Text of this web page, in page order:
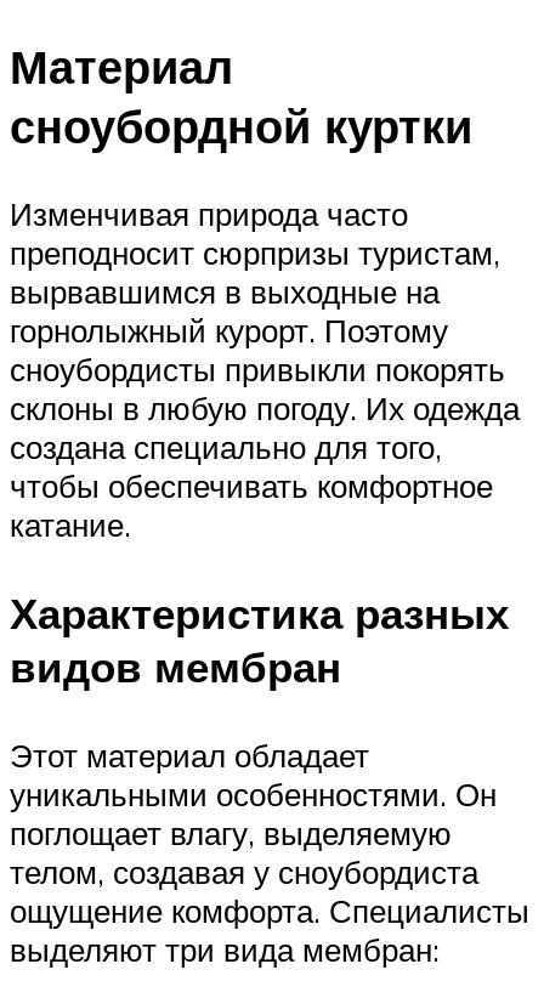
Материал
сноубордной куртки
Изменчивая природа часто
преподносит сюрпризы туристам,
вырвавшимся в выходные на
горнолыжный курорт. Поэтому
сноубордисты привыкли покорять
склоны в любую погоду. Их одежда
создана специально для того,
чтобы обеспечивать комфортное
катание.
Характеристика разных
видов мембран
Этот материал обладает
уникальными особенностями. Он
поглощает влагу, выделяемую
телом, создавая у сноубордиста
ощущение комфорта. Специалисты
выделяют три вида мембран: